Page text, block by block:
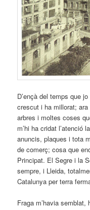
D’ençà del temps que
crescut i ha millorat;
arbres i moltes coses
m’hi ha cridat l’atenció
anuncis, plaques i tota
de comerç; cosa que
Principat. El Segre i la
sempre, i Lleida,
Catalunya per terra
Fraga m’havia